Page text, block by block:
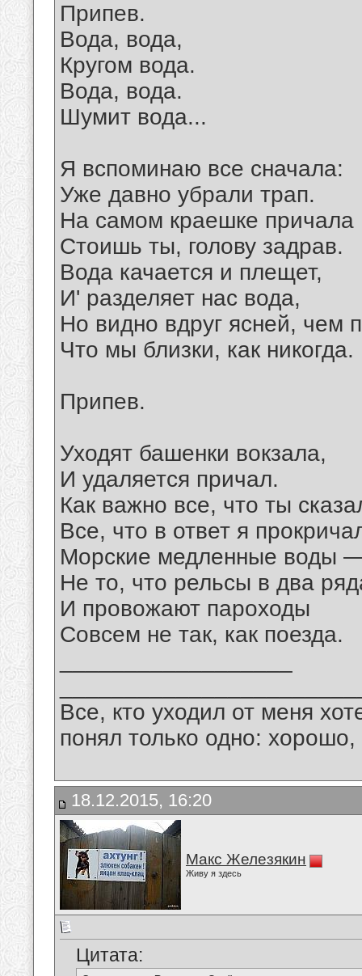
Припев.
Вода, вода,
Кругом вода.
Вода, вода.
Шумит вода...
Я вспоминаю все сначала:
Уже давно убрали трап.
На самом краешке причала
Стоишь ты, голову задрав.
Вода качается и плещет,
И' разделяет нас вода,
Но видно вдруг ясней, чем
Что мы близки, как никогда.
Припев.
Уходят башенки вокзала,
И удаляется причал.
Как важно все, что ты
Все, что в ответ я
Морские медленные воды
Не то, что рельсы в два
И провожают пароходы
Совсем не так, как поезда.
Все, кто уходил от меня
понял только одно:
18.12.2015, 16:20
Макс Железякин
Живу я здесь
Цитата: